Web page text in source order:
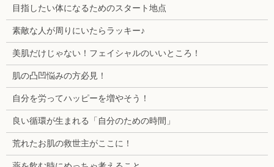
目指したい体になるためのスタート地点
素敵な人が周りにいたらラッキー♪
美肌だけじゃない！フェイシャルのいいところ！
肌の凸凹悩みの方必見！
自分を労ってハッピーを増やそう！
良い循環が生まれる「自分のための時間」
荒れたお肌の救世主がここに！